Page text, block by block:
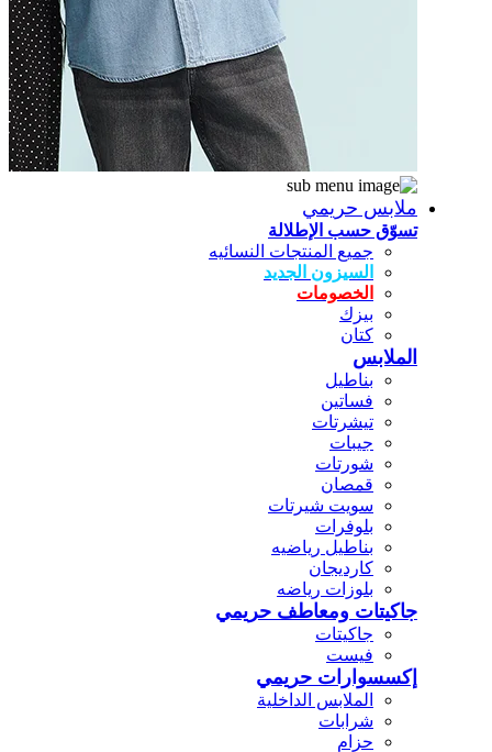
ملابس حريمي
تسوّق حسب الإطلالة
جميع المنتجات النسائيه
السيزون الجديد
الخصومات
بيزك
كتان
الملابس
بناطيل
فساتين
تيشرتات
جيبات
شورتات
قمصان
سويت شيرتات
بلوفرات
بناطيل رياضيه
كارديجان
بلوزات رياضه
جاكيتات ومعاطف حريمي
جاكيتات
فيست
إكسسوارات حريمي
الملابس الداخلية
شرابات
حزام